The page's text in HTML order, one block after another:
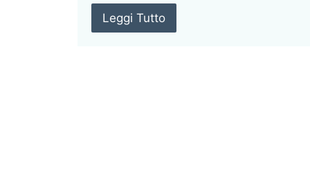
Leggi Tutto